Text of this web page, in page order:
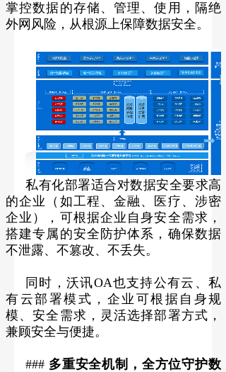
掌控数据的存储、管理、使用，隔绝
外网风险，从根源上保障数据安全。
私有化部署适合对数据安全要求高
的企业（如工程、金融、医疗、涉密
企业），可根据企业自身安全需求，
搭建专属的安全防护体系，确保数据
不泄露、不篡改、不丢失。
同时，沃讯OA也支持公有云、私
有云部署模式，企业可根据自身规
模、安全需求，灵活选择部署方式，
兼顾安全与便捷。
### 多重安全机制，全方位守护数